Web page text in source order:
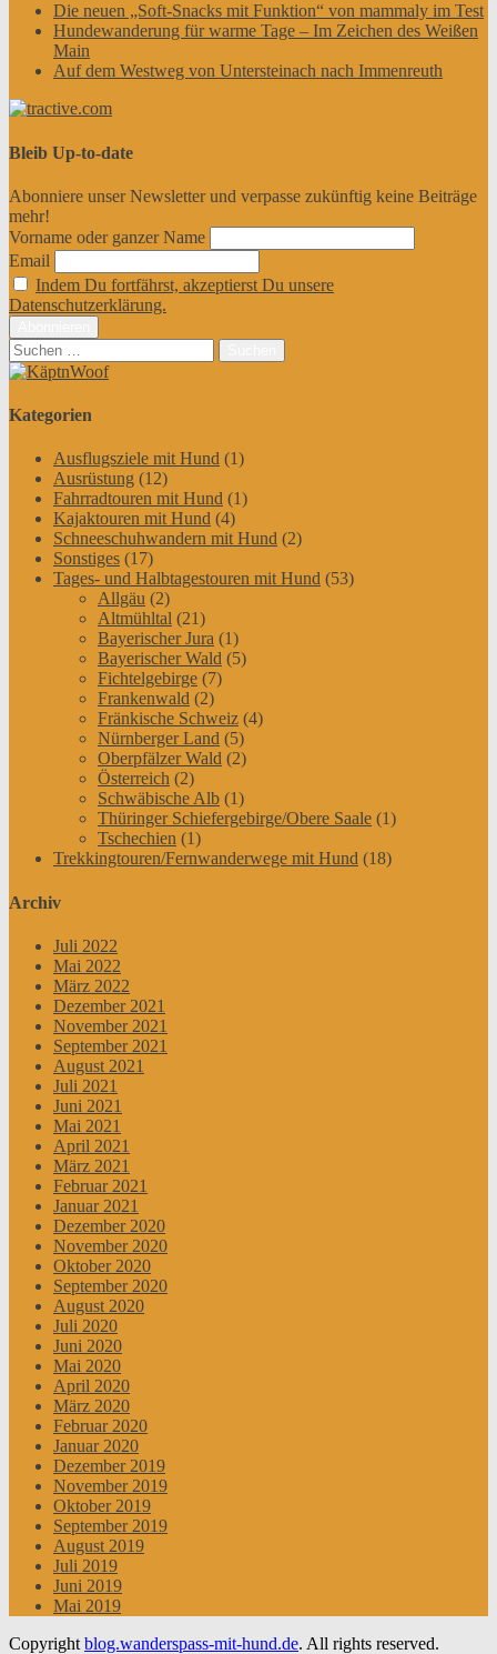
Die neuen „Soft-Snacks mit Funktion“ von mammaly im Test
Hundewanderung für warme Tage – Im Zeichen des Weißen
Main
Auf dem Westweg von Untersteinach nach Immenreuth
Bleib Up-to-date
Abonniere unser Newsletter und verpasse zukünftig keine Beiträge
mehr!
Vorname oder ganzer Name
Email
Indem Du fortfährst, akzeptierst Du unsere
Datenschutzerklärung.
Suchen
nach:
Kategorien
Ausflugsziele mit Hund (1)
Ausrüstung (12)
Fahrradtouren mit Hund (1)
Kajaktouren mit Hund (4)
Schneeschuhwandern mit Hund (2)
Sonstiges (17)
Tages- und Halbtagestouren mit Hund (53)
Allgäu (2)
Altmühltal (21)
Bayerischer Jura (1)
Bayerischer Wald (5)
Fichtelgebirge (7)
Frankenwald (2)
Fränkische Schweiz (4)
Nürnberger Land (5)
Oberpfälzer Wald (2)
Österreich (2)
Schwäbische Alb (1)
Thüringer Schiefergebirge/Obere Saale (1)
Tschechien (1)
Trekkingtouren/Fernwanderwege mit Hund (18)
Archiv
Juli 2022
Mai 2022
März 2022
Dezember 2021
November 2021
September 2021
August 2021
Juli 2021
Juni 2021
Mai 2021
April 2021
März 2021
Februar 2021
Januar 2021
Dezember 2020
November 2020
Oktober 2020
September 2020
August 2020
Juli 2020
Juni 2020
Mai 2020
April 2020
März 2020
Februar 2020
Januar 2020
Dezember 2019
November 2019
Oktober 2019
September 2019
August 2019
Juli 2019
Juni 2019
Mai 2019
Copyright blog.wanderspass-mit-hund.de. All rights reserved.